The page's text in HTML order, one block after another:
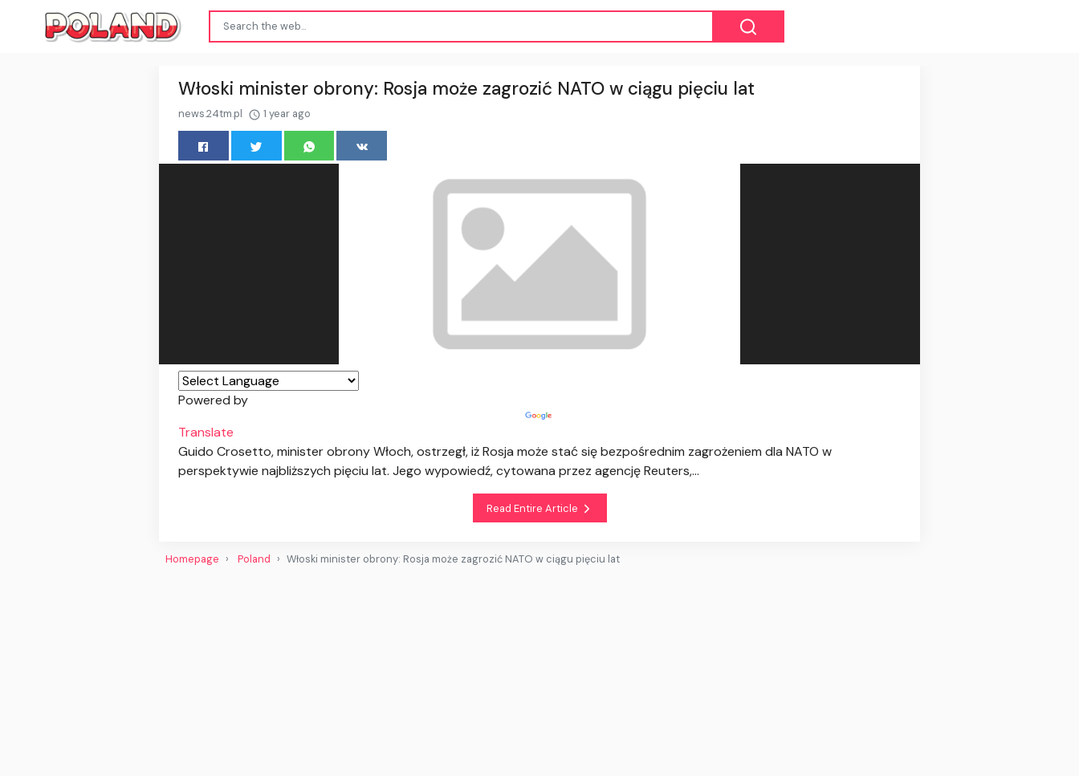
Włoski minister obrony: Rosja może zagrozić NATO w ciągu pięciu lat
news.24tm.pl 1 year ago
Powered by
Translate
Guido Crosetto, minister obrony Włoch, ostrzegł, iż Rosja może stać się bezpośrednim zagrożeniem dla NATO w
perspektywie najbliższych pięciu lat. Jego wypowiedź, cytowana przez agencję Reuters,...
Read Entire Article
Homepage Poland Włoski minister obrony: Rosja może zagrozić NATO w ciągu pięciu lat